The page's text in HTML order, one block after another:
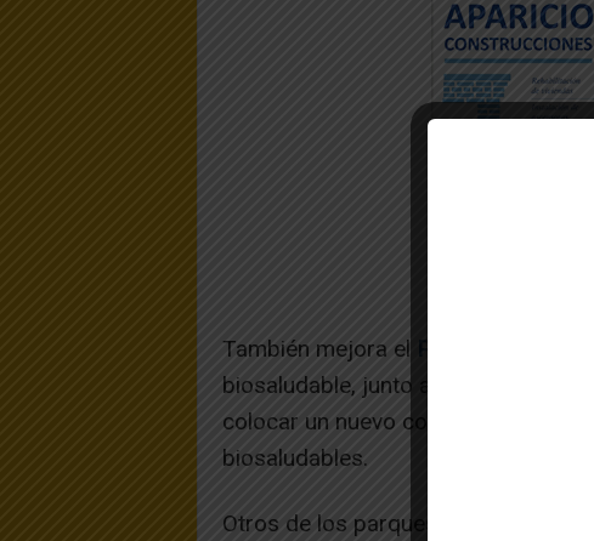
También mejora el Parque de la
biosaludable, junto a la Chimenea,
colocar un nuevo conjunto de
biosaludables.
Otros de los parques afectados